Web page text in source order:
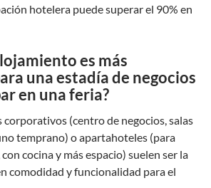
hotelera puede superar el 90% en
es más
una estadía de negocios
en una feria?
corporativos (centro de negocios, salas
temprano) o apartahoteles (para
cocina y más espacio) suelen ser la
comodidad y funcionalidad para el